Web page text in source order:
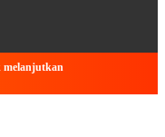
melanjutkan